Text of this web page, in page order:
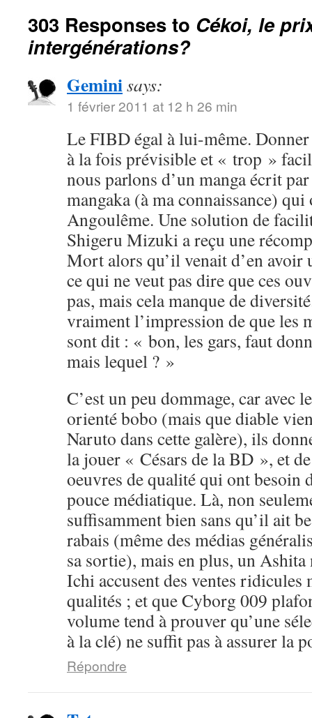
303 Responses to Cékoi, le
intergénérations?
Geminisays:
1 février 2011 at 12 h 26 min
Le FIBD égal à lui-même.
à la fois prévisible et « trop »
nous parlons d’un manga écrit
mangaka (à ma connaissance)
Angoulême. Une solution de
Shigeru Mizuki a reçu une
Mort alors qu’il venait d’en avoir
ce qui ne veut pas dire que ces
pas, mais cela manque de
vraiment l’impression de que les
sont dit : « bon, les gars, faut
mais lequel ? »
C’est un peu dommage, car avec
orienté bobo (mais que diable
Naruto dans cette galère), ils
la jouer « Césars de la BD », et
oeuvres de qualité qui ont besoin
pouce médiatique. Là, non
suffisamment bien sans qu’il ait
rabais (même des médias
sa sortie), mais en plus, un
Ichi accusent des ventes ridicules
qualités ; et que Cyborg 009
volume tend à prouver qu’une
à la clé) ne suffit pas à assurer la
Répondre